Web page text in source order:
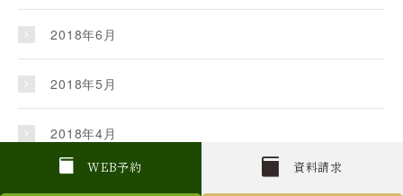
W EB予約 資料請求
2018年6月
2018年5月
2018年4月